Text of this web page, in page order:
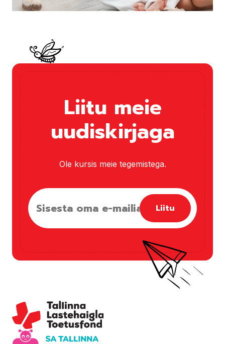
Liitu meie
uudiskirjaga
Ole kursis meie tegemistega.
Liitu